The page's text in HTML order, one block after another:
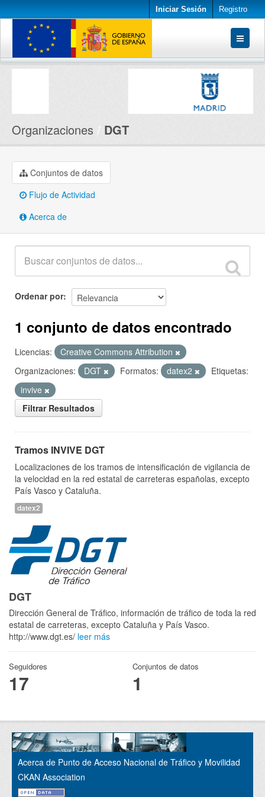
Iniciar Sesión Registro
Conjuntos de datos
Organizaciones DGT
Conjuntos de datos
Flujo de Actividad
Acerca de
Ordenar por
1 conjunto de datos encontrado
Licencias:
Creative Commons Attribution
Organizaciones:
DGT Formatos: datex2
Etiquetas:
invive
Filtrar Resultados
Tramos INVIVE DGT
Localizaciones de los tramos de intensificación de vigilancia de
la velocidad en la red estatal de carreteras españolas, excepto
País Vasco y Cataluña.
datex2
DGT
Dirección General de Tráfico, información de tráfico de toda la red
estatal de carreteras, excepto Cataluña y País Vasco.
http://www.dgt.es/ leer más
Seguidores
17
Conjuntos de datos
1
Acerca de Punto de Acceso Nacional de Tráfico y Movilidad
CKAN Association